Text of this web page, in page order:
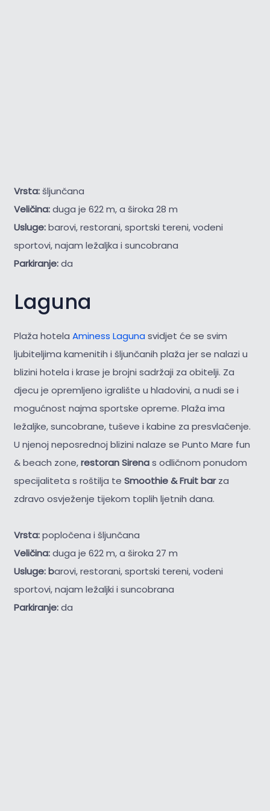
Vrsta:šljunčana
Veličina:duga je 622 m, a široka 28 m
Usluge:barovi, restorani, sportski tereni, vodeni
sportovi, najam ležaljka i suncobrana
Parkiranje:da
Laguna
Plaža hotela Aminess Laguna svidjet će se svim
ljubiteljima kamenitih i šljunčanih plaža jer se nalazi u
blizini hotela i krase je brojni sadržaji za obitelji. Za
djecu je opremljeno igralište u hladovini, a nudi se i
mogućnost najma sportske opreme. Plaža ima
ležaljke, suncobrane, tuševe i kabine za presvlačenje.
U njenoj neposrednoj blizini nalaze se Punto Mare fun
& beach zone,restoran Sirenas odličnom ponudom
specijaliteta s roštilja te Smoothie & Fruit barza
zdravo osvježenje tijekom toplih ljetnih dana.
Vrsta:popločena i šljunčana
Veličina:duga je 622 m, a široka 27 m
Usluge: barovi, restorani, sportski tereni, vodeni
sportovi, najam ležaljki i suncobrana
Parkiranje:da